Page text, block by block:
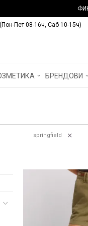
Пет 08-16ч, Саб 10-15ч)
БРЕНДОВИ
springfield